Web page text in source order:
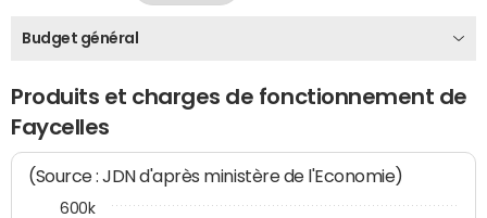
Budget général
Produits et charges de fonctionnement de
Faycelles
(Source : JDN d'après ministère de l'Economie)
600k